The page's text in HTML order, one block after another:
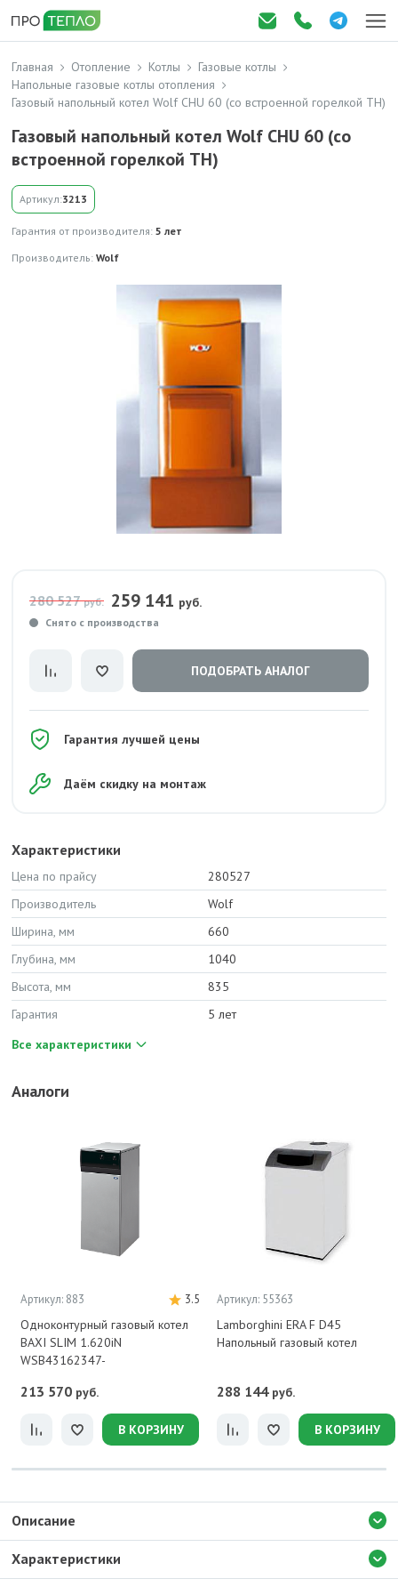
Главная Отопление Котлы
Газовые котлы
Напольные газовые котлы отопления
Газовый напольный котел Wolf CHU 60 (со встроенной горелкой TH)
Газовый напольный котел Wolf CHU 60 (со
встроенной горелкой TH)
Артикул:3213
Гарантия от производителя: 5 лет
Производитель: Wolf
280 527руб. 259 141 руб.
Снято с производства
ПОДОБРАТЬ АНАЛОГ
Гарантия лучшей цены
Даём скидку на монтаж
Характеристики
Цена по прайсу
280527
Производитель
Wolf
Ширина, мм
660
Глубина, мм
1040
Высота, мм
835
Гарантия
5 лет
Все характеристики
Аналоги
Артикул: 883 3.5
Одноконтурный газовый котел
BAXI SLIM 1.620iN
WSB43162347-
213 570 руб.
В КОРЗИНУ
Артикул: 55363
Lamborghini ERA F D45
Напольный газовый котел
288 144 руб.
В КОРЗИНУ
Описание
Характеристики